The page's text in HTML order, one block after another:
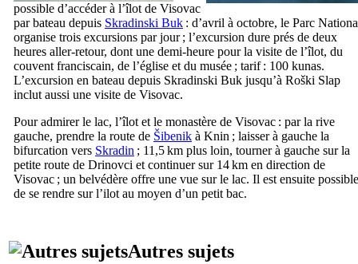
possible d’accéder à l’îlot de Visovac
par bateau depuis Skradinski Buk : d’avril à octobre, le Parc
organise trois excursions par jour ; l’excursion dure prés de deux
heures aller-retour, dont une demi-heure pour la visite de l’îlot, du
couvent franciscain, de l’église et du musée ; tarif : 100 kunas.
L’excursion en bateau depuis Skradinski Buk jusqu’à Roški Slap
inclut aussi une visite de Visovac.
Pour admirer le lac, l’îlot et le monastère de Visovac : par la rive
gauche, prendre la route de Šibenik à Knin ; laisser à gauche la
bifurcation vers Skradin ; 11,5 km plus loin, tourner à gauche sur la
petite route de Drinovci et continuer sur 14 km en direction de
Visovac ; un belvédère offre une vue sur le lac. Il est ensuite possible
de se rendre sur l’ilot au moyen d’un petit bac.
Autres sujets